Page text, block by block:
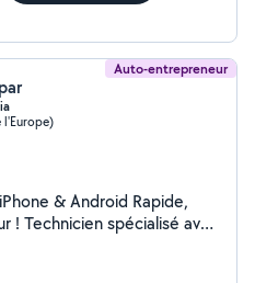
Auto-entrepreneur
l'Europe)
& Android Rapide,
smartphones iPhone et